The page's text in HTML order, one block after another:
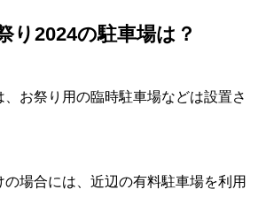
り2024の駐車場は？
お祭り用の臨時駐車場などは設置さ
の場合には、近辺の有料駐車場を利用